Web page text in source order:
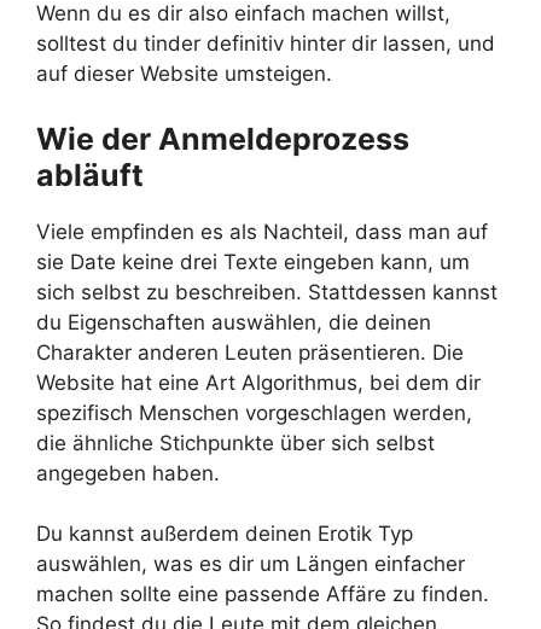
Wenn du es dir also einfach machen willst,
solltest du tinder definitiv hinter dir lassen, und
auf dieser Website umsteigen.
Wie der Anmeldeprozess
abläuft
Viele empfinden es als Nachteil, dass man auf
sie Date keine drei Texte eingeben kann, um
sich selbst zu beschreiben. Stattdessen kannst
du Eigenschaften auswählen, die deinen
Charakter anderen Leuten präsentieren. Die
Website hat eine Art Algorithmus, bei dem dir
spezifisch Menschen vorgeschlagen werden,
die ähnliche Stichpunkte über sich selbst
angegeben haben.
Du kannst außerdem deinen Erotik Typ
auswählen, was es dir um Längen einfacher
machen sollte eine passende Affäre zu finden.
So findest du die Leute mit dem gleichen